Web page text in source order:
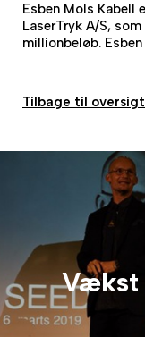
Esben Mols
LaserTryk A/S,
millionbeløb.
Tilbage til
Vækst